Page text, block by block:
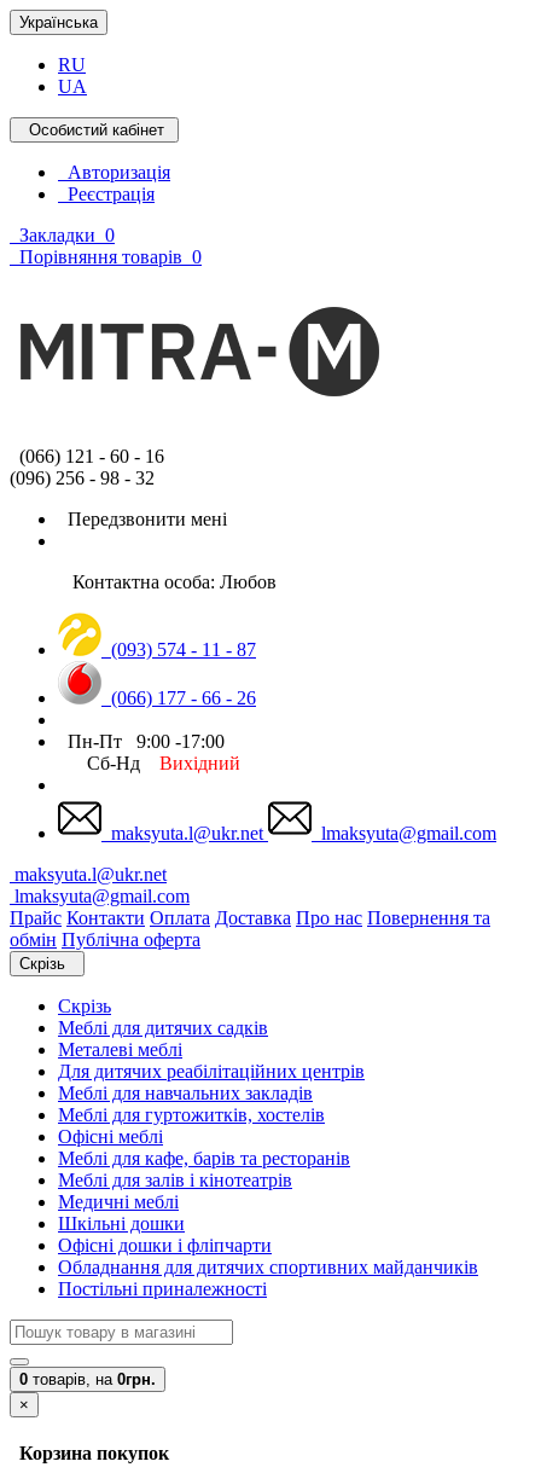
Українська
RU
UA
Особистий кабінет
Авторизація
Реєстрація
Закладки 0
Порівняння товарів 0
(066) 121 - 60 - 16
(096) 256 - 98 - 32
Передзвонити мені
Контактна особа: Любов
(093) 574 - 11 - 87
(066) 177 - 66 - 26
Пн-Пт 9:00 -17:00
Сб-Нд Вихідний
maksyuta.l@ukr.net
lmaksyuta@gmail.com
maksyuta.l@ukr.net
lmaksyuta@gmail.com
Прайс Контакти Оплата Доставка Про нас Повернення та
обмін Публічна оферта
Скрізь
Скрізь
Меблі для дитячих садків
Металеві меблі
Для дитячих реабілітаційних центрів
Меблі для навчальних закладів
Меблі для гуртожитків, хостелів
Офісні меблі
Меблі для кафе, барів та ресторанів
Меблі для залів і кінотеатрів
Медичні меблі
Шкільні дошки
Офісні дошки і фліпчарти
Обладнання для дитячих спортивних майданчиків
Постільні приналежності
0 товарів, на 0грн.
×
Корзина покупок